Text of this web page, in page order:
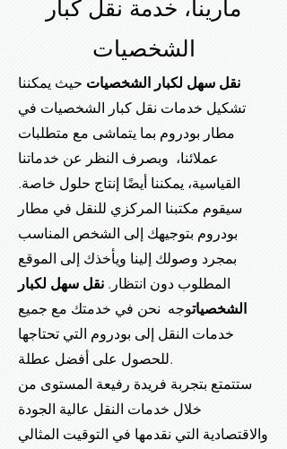
مارينا، خدمة نقل كبار
الشخصيات
نقل سهل لكبار الشخصيات حيث يمكننا
تشكيل خدمات نقل كبار الشخصيات في
مطار بودروم بما يتماشى مع متطلبات
عملائنا، وبصرف النظر عن خدماتنا
القياسية، يمكننا أيضًا إنتاج حلول خاصة.
سيقوم مكتبنا المركزي للنقل في مطار
بودروم بتوجيهك إلى الشخص المناسب
بمجرد وصولك إلينا ويأخذك إلى الموقع
المطلوب دون انتظار. نقل سهل لكبار
الشخصياتوجه نحن في خدمتك مع جميع
خدمات النقل إلى بودروم التي تحتاجها
للحصول على أفضل عطلة.
ستتمتع بتجربة فريدة رفيعة المستوى من
خلال خدمات النقل عالية الجودة
والاقتصادية التي نقدمها في التوقيت المثالي